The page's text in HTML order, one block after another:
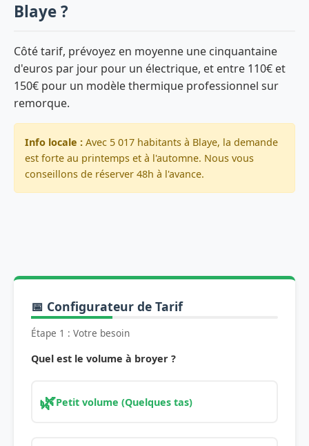
Blaye ?
Côté tarif, prévoyez en moyenne une cinquantaine
d'euros par jour pour un électrique, et entre 110€ et
150€ pour un modèle thermique professionnel sur
remorque.
Info locale : Avec 5 017 habitants à Blaye, la demande
est forte au printemps et à l'automne. Nous vous
conseillons de réserver 48h à l'avance.
📅 Configurateur de Tarif
Étape 1 : Votre besoin
Quel est le volume à broyer ?
🌿Petit volume (Quelques tas)